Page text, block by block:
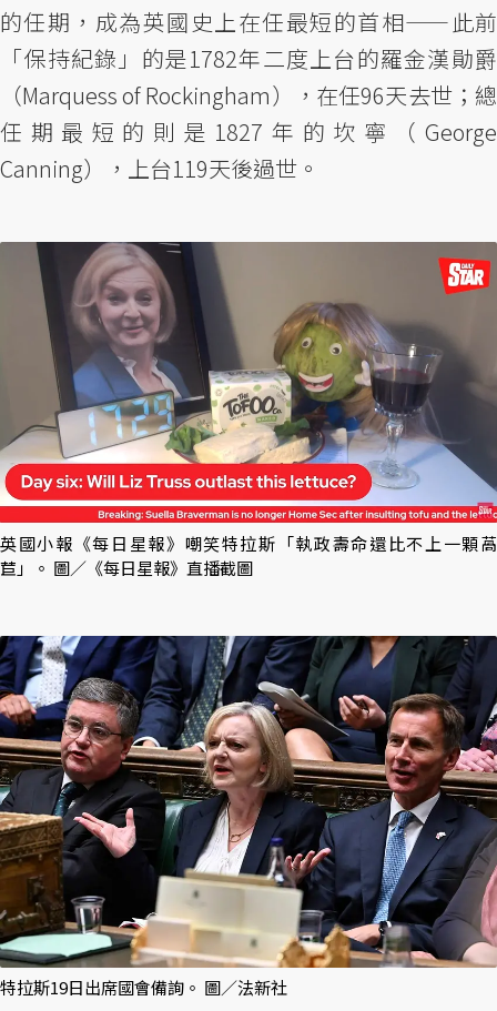
的任期，成為英國史上在任最短的首相——此前
「保持紀錄」的是1782年二度上台的羅金漢勛爵
（Marquess of Rockingham），在任96天去世；總
任期最短的則是1827年的坎寧（George
Canning），上台119天後過世。
英國小報《每日星報》嘲笑特拉斯「執政壽命還比不上一顆萵
苣」。 圖／《每日星報》直播截圖
特拉斯19日出席國會備詢。 圖／法新社